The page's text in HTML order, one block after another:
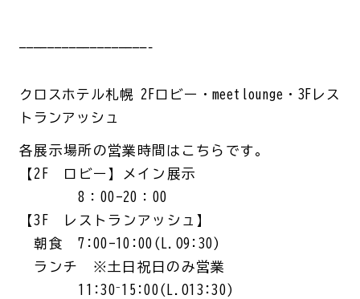
——————————————————–
クロスホテル札幌 2Fロビー・meetlounge・3Fレス
トランアッシュ
各展示場所の営業時間はこちらです。
【2F ロビー】メイン展示
8：00-20：00
【3F レストランアッシュ】
朝食 7:00-10:00(L.O9:30)
ランチ ※土日祝日のみ営業
11:30⁻15:00(L.O13:30)